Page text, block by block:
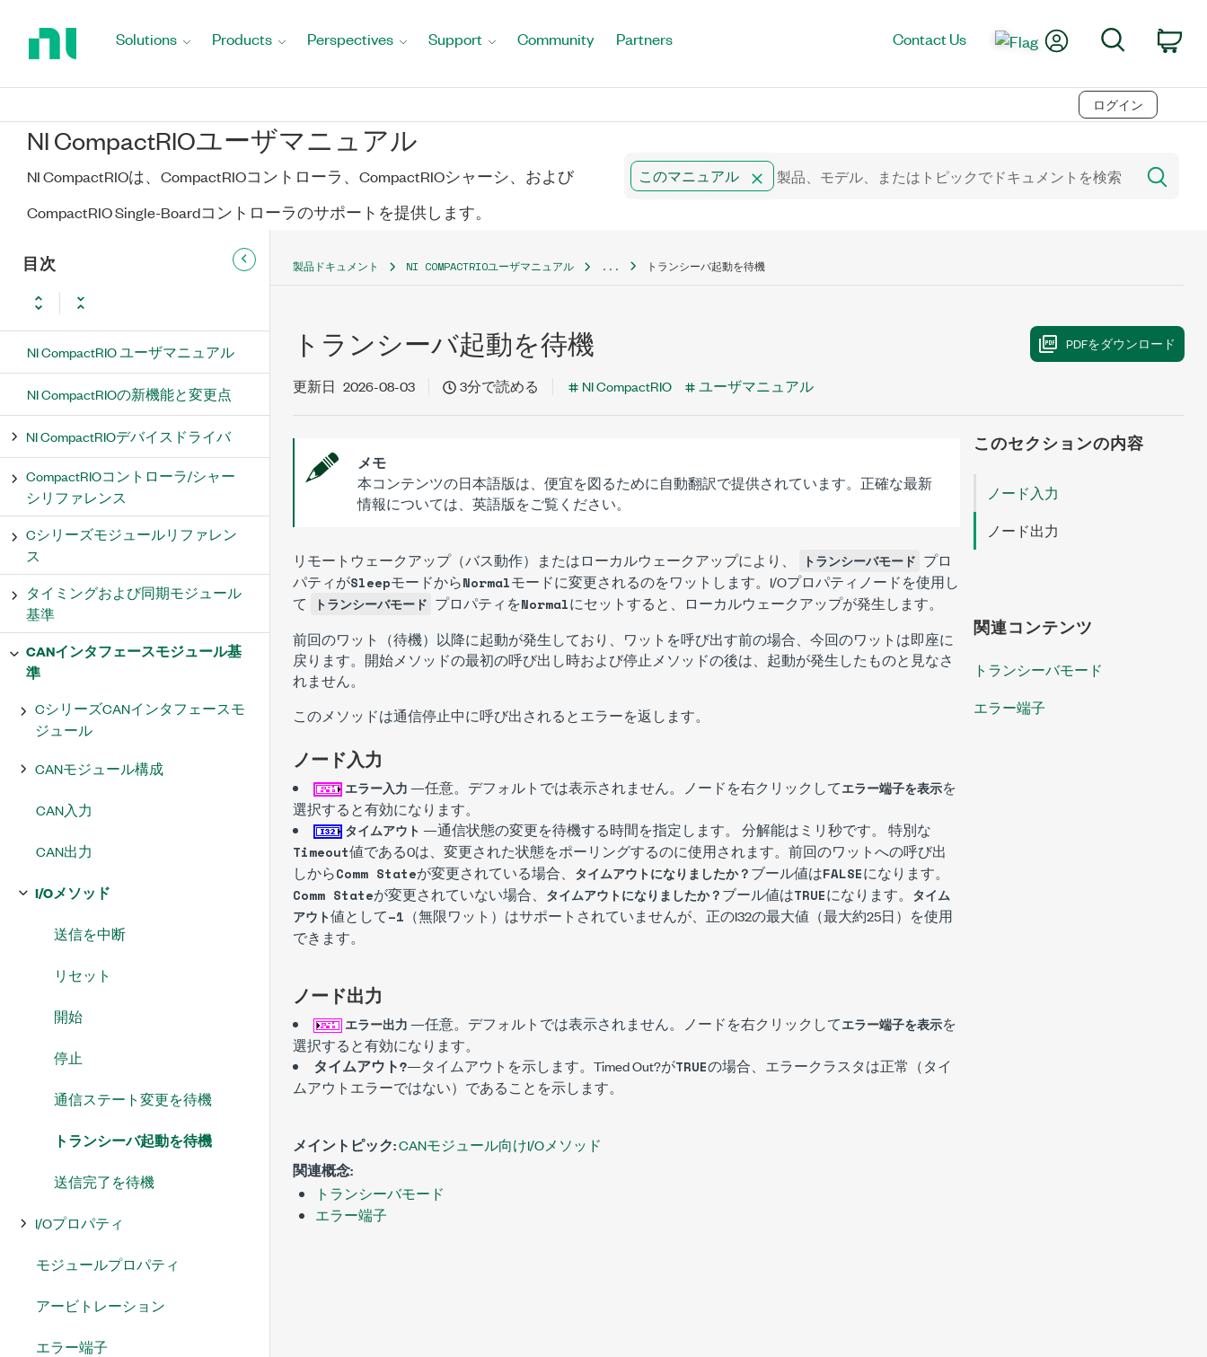
Solutions Products Perspectives Support Community Partners Contact Us My AccountSearch
ログイン
NI CompactRIOユーザマニュアル
NI CompactRIOは、CompactRIOコントローラ、CompactRIOシャーシ、および
CompactRIO Single-Boardコントローラのサポートを提供します。
このマニュアル
目次
NI CompactRIO ユーザマニュアル
NI CompactRIOの新機能と変更点
NI CompactRIOデバイスドライバ
CompactRIOコントローラ/シャー
シリファレンス
Cシリーズモジュールリファレン
ス
タイミングおよび同期モジュール
基準
CANインタフェースモジュール基
準
CシリーズCANインタフェースモ
ジュール
CANモジュール構成
CAN入力
CAN出力
I/Oメソッド
送信を中断
リセット
開始
停止
通信ステート変更を待機
トランシーバ起動を待機
送信完了を待機
I/Oプロパティ
モジュールプロパティ
アービトレーション
エラー端子
製品ドキュメント NI COMPACTRIOユーザマニュアル ... トランシーバ起動を待機
トランシーバ起動を待機
更新日 2026-08-03 3分で読める NI CompactRIO ユーザマニュアル
メモ
本コンテンツの日本語版は、便宜を図るために自動翻訳で提供されています。正確な最新
情報については、英語版をご覧ください。
リモートウェークアップ（バス動作）またはローカルウェークアップにより、 トランシーバモード プロ
パティがSleepモードからNormalモードに変更されるのをワットします。I/Oプロパティノードを使用し
て
トランシーバモード プロパティをNormalにセットすると、ローカルウェークアップが発生します。
前回のワット（待機）以降に起動が発生しており、 ワット を呼び出す前の場合、今回のワットは即座に
戻ります。開始メソッドの最初の呼び出し時および停止メソッドの後は、起動が発生したものと見なさ
れません。
このメソッドは通信停止中に呼び出されるとエラーを返します。
ノード入力
エラー入力 —任意。デフォルトでは表示されません。ノードを右クリックしてエラー端子を表示を
選択すると有効になります。
タイムアウト —通信状態の変更を待機する時間を指定します。 分解能はミリ秒です。 特別な
Timeout値である0は、変更された状態をポーリングするのに使用されます。前回のワットへの呼び出
しからComm Stateが変更されている場合、 タイムアウトになりましたか？ブール値はFALSEになります。
Comm Stateが変更されていない場合、 タイムアウトになりましたか？ブール値はTRUEになります。 タイム
アウト値として–1 （無限ワット）はサポートされていませんが、正のI32の最大値（最大約25日）を使用
できます。
ノード出力
エラー出力 —任意。デフォルトでは表示されません。ノードを右クリックしてエラー端子を表示を
選択すると有効になります。
タイムアウト?—タイムアウトを示します。Timed Out?がTRUEの場合、エラークラスタは正常（タイ
ムアウトエラーではない）であることを示します。
メイントピック:CANモジュール向けI/Oメソッド
関連概念:
トランシーバモード
エラー端子
このセクションの内容
ノード入力
ノード出力
関連コンテンツ
トランシーバモード
エラー端子